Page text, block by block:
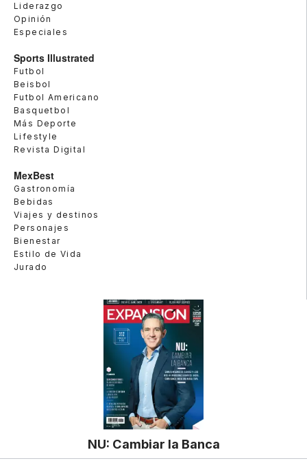
Liderazgo
Opinión
Especiales
Sports Illustrated
Futbol
Beisbol
Futbol Americano
Basquetbol
Más Deporte
Lifestyle
Revista Digital
MexBest
Gastronomía
Bebidas
Viajes y destinos
Personajes
Bienestar
Estilo de Vida
Jurado
NU: Cambiar la Banca